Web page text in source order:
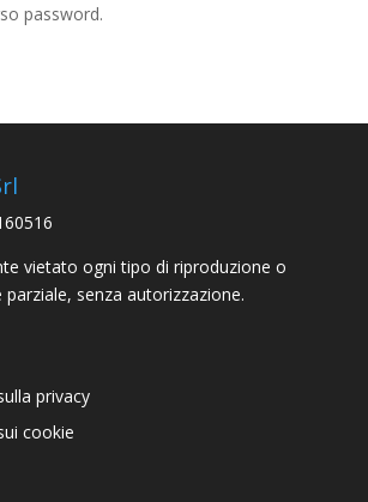
password.
vietato ogni tipo di riproduzione o
parziale, senza autorizzazione.
privacy
cookie